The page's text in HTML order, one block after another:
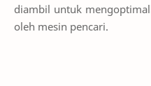
diambil untuk
oleh mesin pencari.